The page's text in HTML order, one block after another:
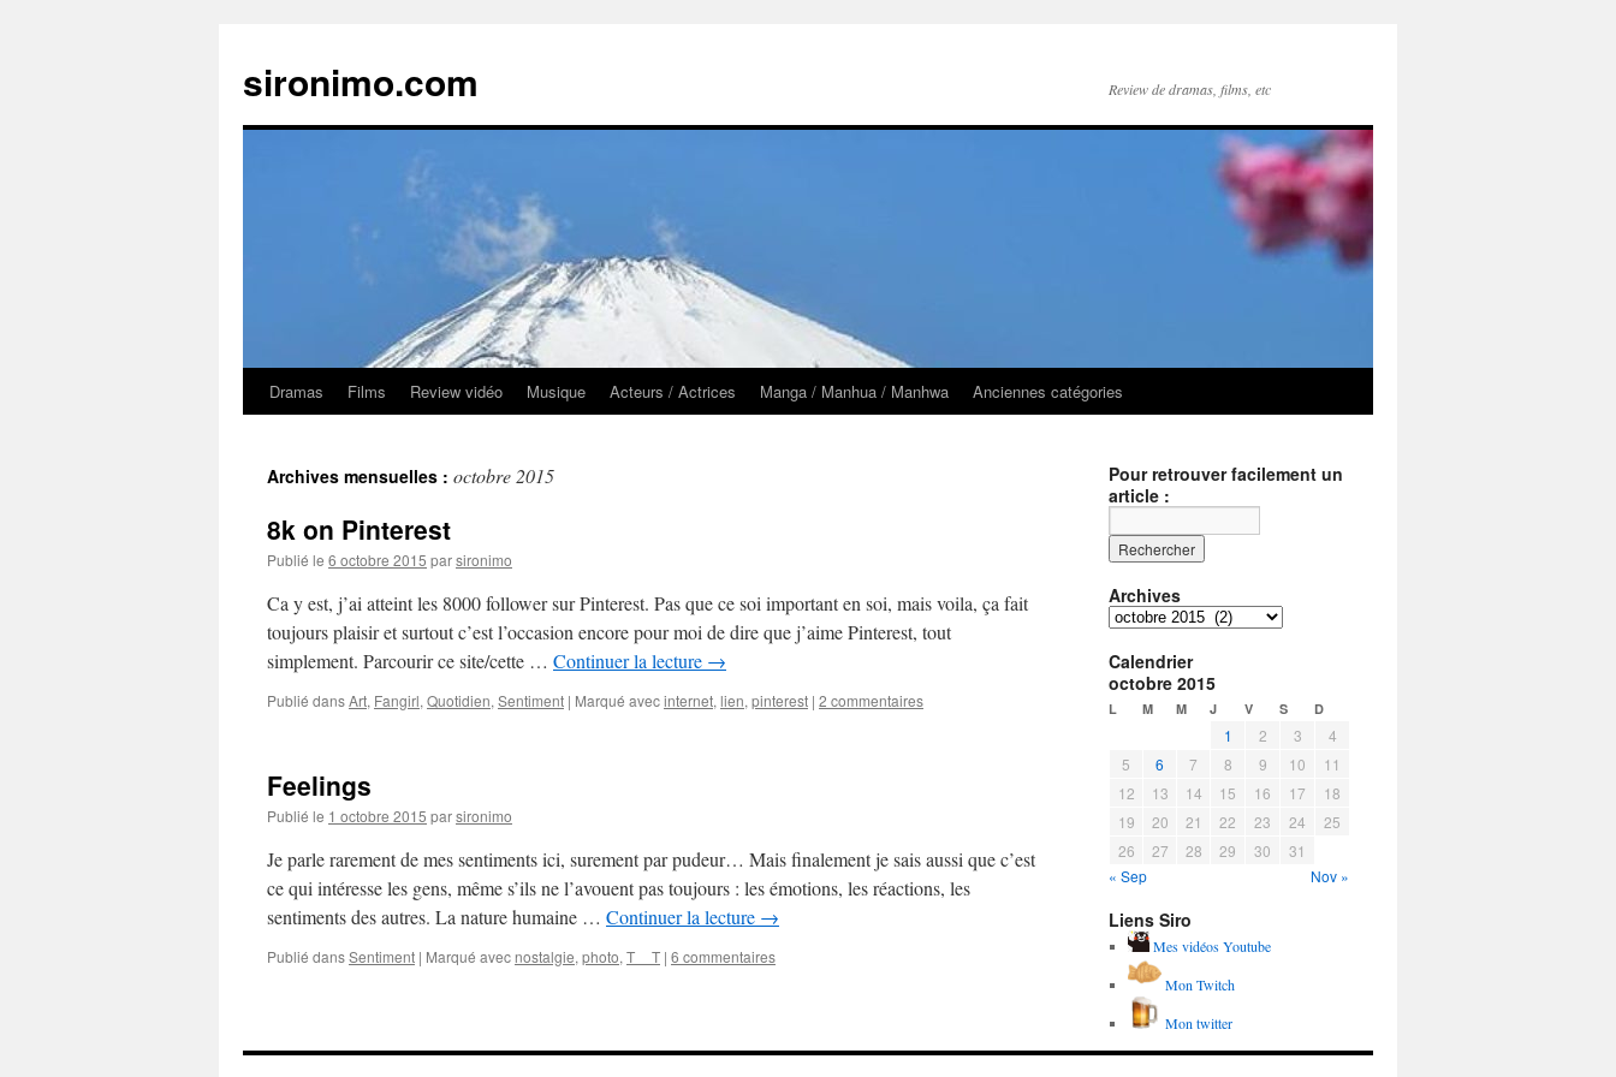
sironimo.com Review de dramas, films, etc
Aller
contenu
Dramas Films Review vidéo Musique Acteurs / Actrices Manga / Manhua / Manhwa Anciennes catégories
Archives mensuelles : octobre 2015
8k on Pinterest
Publié le 6 octobre 2015 parsironimo
Ca y est, j’ai atteint les 8000 follower sur Pinterest. Pas que ce soi important en soi, mais voila, ça fait
toujours plaisir et surtout c’est l’occasion encore pour moi de dire que j’aime Pinterest, tout
simplement. Parcourir ce site/cette … Continuer la lecture →
Publié dansArt, Fangirl, Quotidien, Sentiment | Marqué avecinternet, lien, pinterest | 2 commentaires
Feelings
Publié le 1 octobre 2015 parsironimo
Je parle rarement de mes sentiments ici, surement par pudeur… Mais finalement je sais aussi que c’est
ce qui intéresse les gens, même s’ils ne l’avouent pas toujours : les émotions, les réactions, les
sentiments des autres. La nature humaine … Continuer la lecture →
Publié dansSentiment | Marqué avec nostalgie, photo, T__T | 6 commentaires
Pour retrouver facilement un
article :
Archives
Archives
Calendrier
octobre 2015
L M M J V S D
1 2 3
4
5
6 7 8 9 10
11
12
13 14 15 16 17
18
19
20 21 22 23 24
25
26
27 28 29 30
31
« Sep
Nov »
Liens Siro
Mes vidéos Youtube
Mon Twitch
Mon twitter